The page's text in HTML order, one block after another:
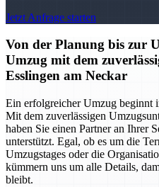
Jetzt Anfrage starten
Von der Planung bis zur
Umzug mit dem
Esslingen am Neckar
Ein erfolgreicher Umzug beginnt
Mit dem zuverlässigen
haben Sie einen Partner an Ihrer
unterstützt. Egal, ob es um die
Umzugstages oder die
kümmern uns um alle Details,
bleibt.